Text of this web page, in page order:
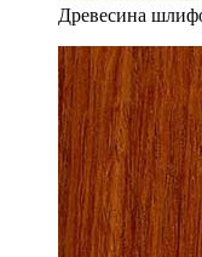
Древесина